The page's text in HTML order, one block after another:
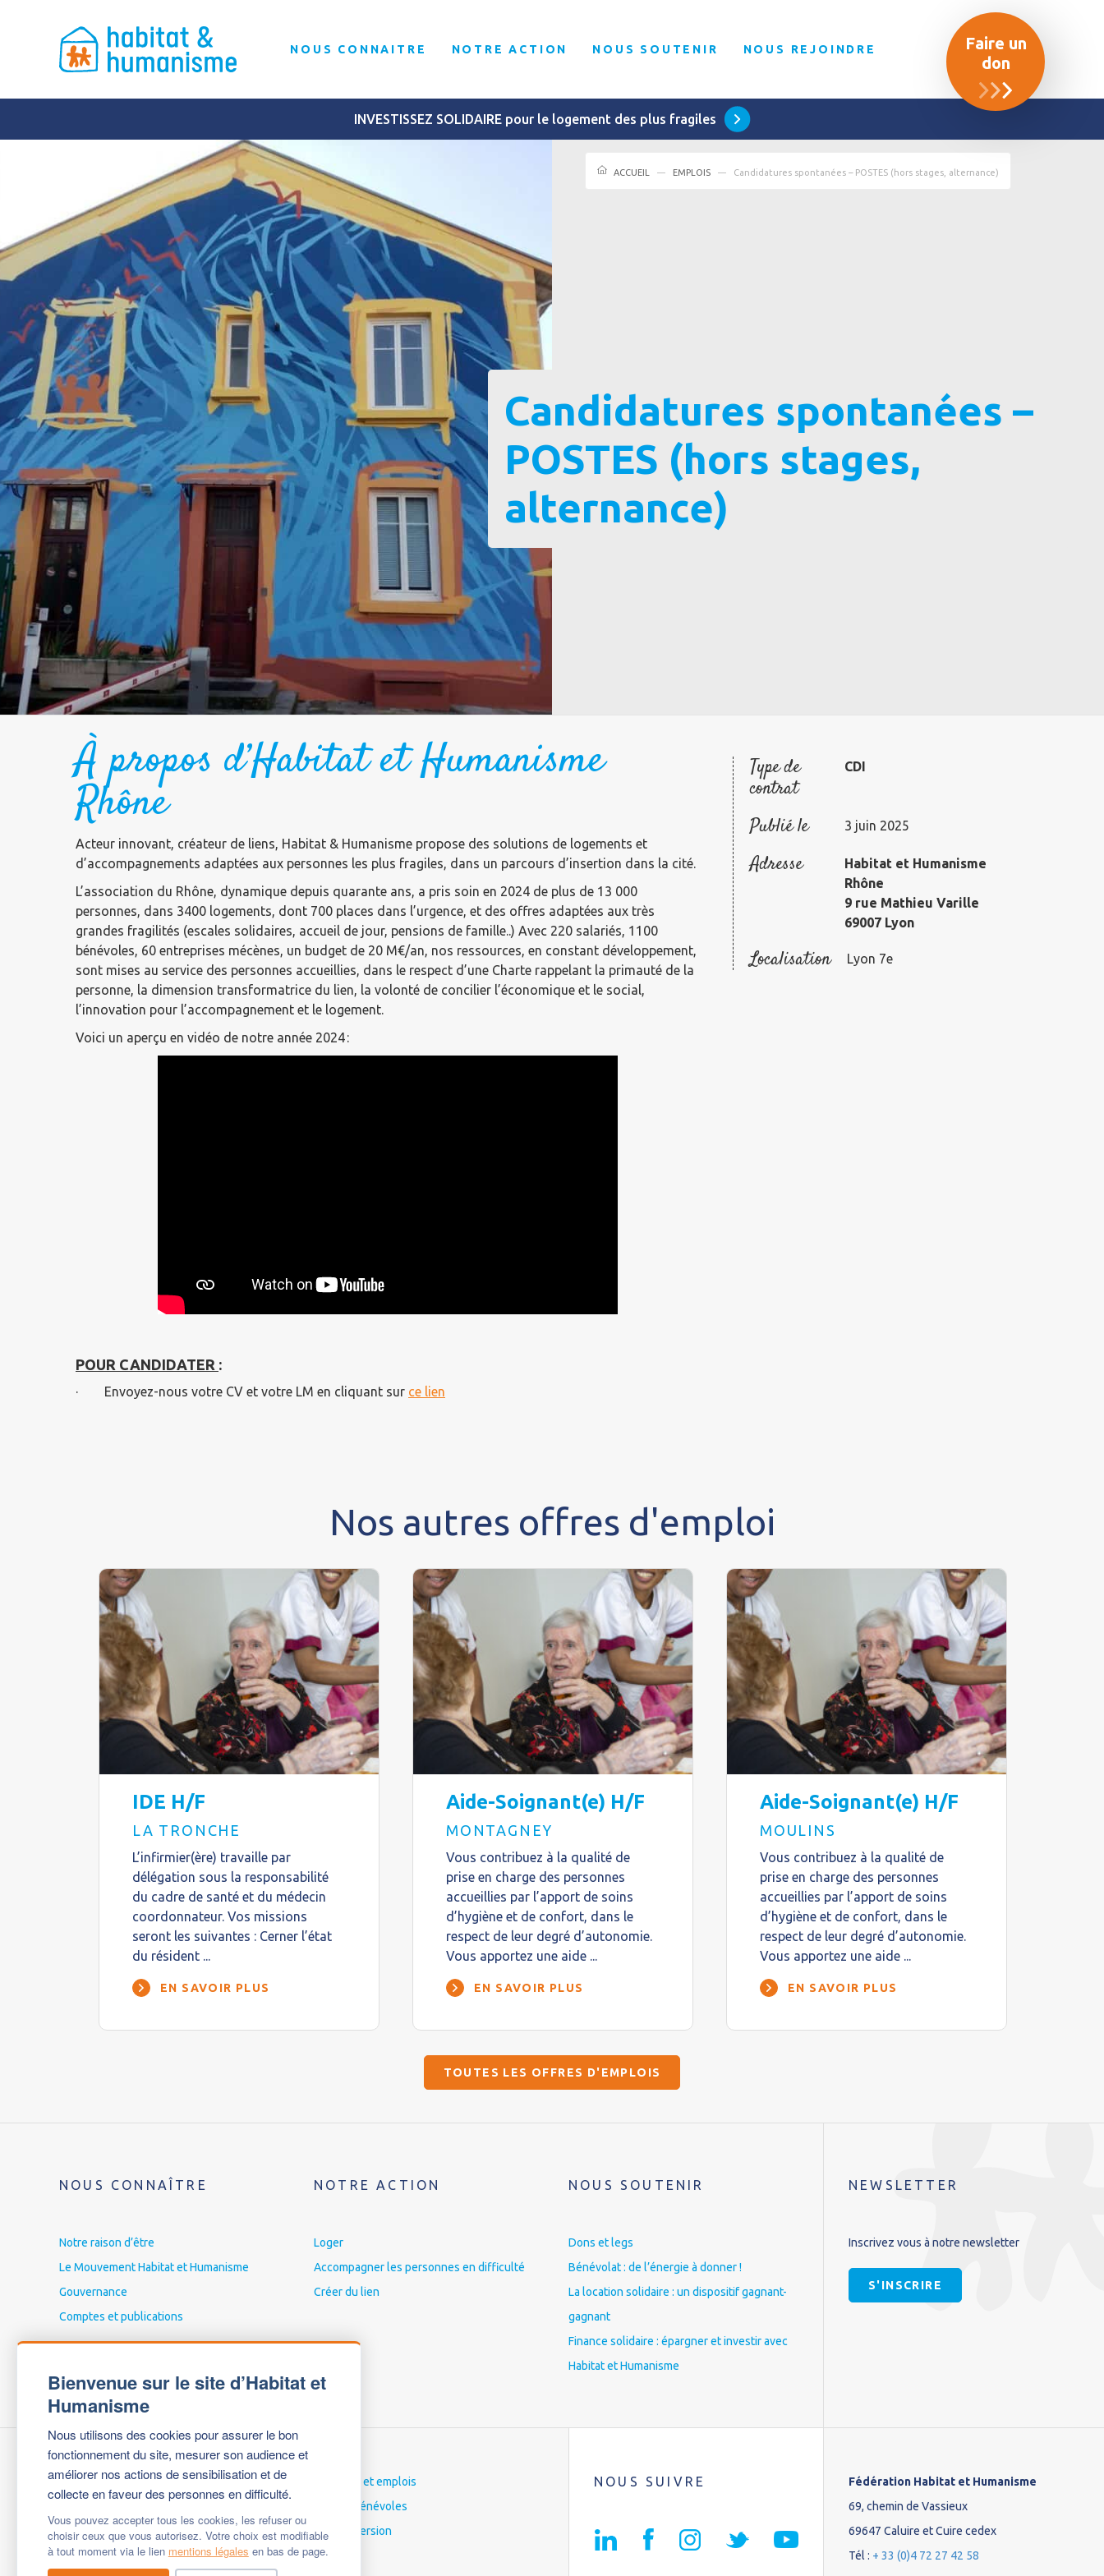
Bienvenue sur le site d’Habitat et
Humanisme
Nous utilisons des cookies pour assurer le bon
fonctionnement du site, mesurer son audience et
améliorer nos actions de sensibilisation et de
collecte en faveur des personnes en difficulté.
Vous pouvez accepter tous les cookies, les refuser ou
choisir ceux que vous autorisez. Votre choix est modifiable
à tout moment via le lien mentions légales en bas de page.
NOUS CONNAITRE NOTRE ACTION NOUS SOUTENIR NOUS REJOINDRE
Faire un
don
INVESTISSEZ SOLIDAIRE pour le logement des plus fragiles
ACCUEIL EMPLOIS Candidatures spontanées – POSTES (hors stages, alternance)
Candidatures spontanées –
POSTES (hors stages,
alternance)
À propos d’Habitat et Humanisme
Rhône
Acteur innovant, créateur de liens, Habitat & Humanisme propose des solutions de logements et
d’accompagnements adaptées aux personnes les plus fragiles, dans un parcours d’insertion dans la cité.
L’association du Rhône, dynamique depuis quarante ans, a pris soin en 2024 de plus de 13 000
personnes, dans 3400 logements, dont 700 places dans l’urgence, et des offres adaptées aux très
grandes fragilités (escales solidaires, accueil de jour, pensions de famille..) Avec 220 salariés, 1100
bénévoles, 60 entreprises mécènes, un budget de 20 M€/an, nos ressources, en constant développement,
sont mises au service des personnes accueillies, dans le respect d’une Charte rappelant la primauté de la
personne, la dimension transformatrice du lien, la volonté de concilier l’économique et le social,
l’innovation pour l’accompagnement et le logement.
Voici un aperçu en vidéo de notre année 2024 :
POUR CANDIDATER :
· Envoyez-nous votre CV et votre LM en cliquant sur ce lien
Type de
contrat
CDI
Publié le 3 juin 2025
Adresse
Habitat et Humanisme
Rhône
9 rue Mathieu Varille
69007 Lyon
Localisation Lyon 7e
Nos autres offres d'emploi
IDE H/F
LA TRONCHE
L’infirmier(ère) travaille par
délégation sous la responsabilité
du cadre de santé et du médecin
coordonnateur. Vos missions
seront les suivantes : Cerner l’état
du résident ...
EN SAVOIR PLUS
Aide-Soignant(e) H/F
MONTAGNEY
Vous contribuez à la qualité de
prise en charge des personnes
accueillies par l’apport de soins
d’hygiène et de confort, dans le
respect de leur degré d’autonomie.
Vous apportez une aide ...
EN SAVOIR PLUS
Aide-Soignant(e) H/F
MOULINS
Vous contribuez à la qualité de
prise en charge des personnes
accueillies par l’apport de soins
d’hygiène et de confort, dans le
respect de leur degré d’autonomie.
Vous apportez une aide ...
EN SAVOIR PLUS
TOUTES LES OFFRES D'EMPLOIS
NOUS CONNAÎTRE
Notre raison d’être
Le Mouvement Habitat et Humanisme
Gouvernance
Comptes et publications
NOTRE ACTION
Loger
Accompagner les personnes en difficulté
Créer du lien
NOUS SOUTENIR
Dons et legs
Bénévolat : de l’énergie à donner !
La location solidaire : un dispositif gagnant-
gagnant
Finance solidaire : épargner et investir avec
Habitat et Humanisme
NEWSLETTER
Inscrivez vous à notre newsletter
S'INSCRIRE
Nous contacter
Mentions légales
Questions fréquentes
Carrières et emplois
Espace bénévoles
English version
NOUS SUIVRE
Fédération Habitat et Humanisme
69, chemin de Vassieux
69647 Caluire et Cuire cedex
Tél : + 33 (0)4 72 27 42 58